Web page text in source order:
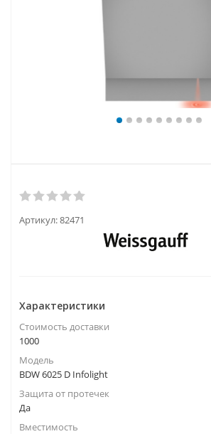
Артикул:82471
Характеристики
Стоимость доставки
1000
Модель
BDW 6025 D Infolight
Защита от протечек
Да
Вместимость